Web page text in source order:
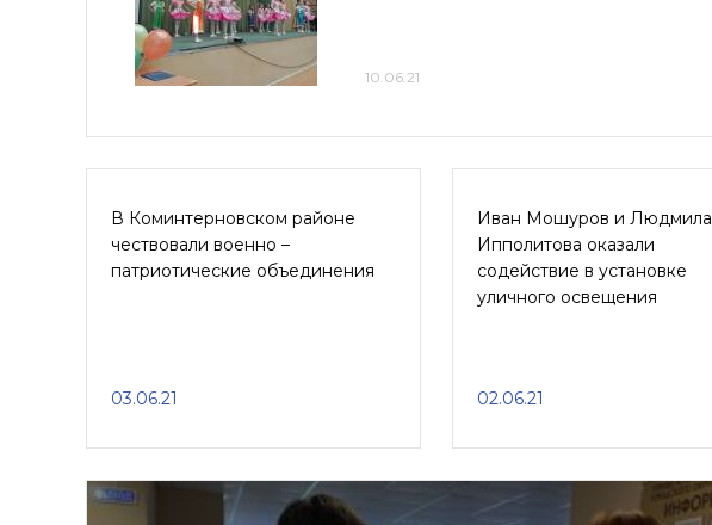
10.06.21
В Коминтерновском районе
чествовали военно –
патриотические объединения
03.06.21
Иван Мошуров и Людмила
Ипполитова оказали
содействие в установке
уличного освещения
02.06.21